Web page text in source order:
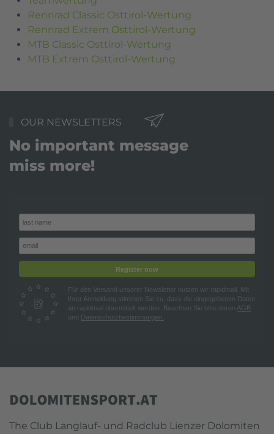
Rennrad Classic Osttirol-Wertung
Rennrad Extrem Osttirol-Wertung
MTB Classic Osttirol-Wertung
MTB Extrem Osttirol-Wertung
OUR NEWSLETTERS
No important message
miss more!
Register now
Für den Versand unserer Newsletter nutzen wir rapidmail. Mit
Ihrer Anmeldung stimmen Sie zu, dass die eingegebenen Daten
an rapidmail übermittelt werden. Beachten Sie bitte deren AGB
und Datenschutzbestimmungen
The Club Langlauf- und Radclub Lienzer Dolomiten